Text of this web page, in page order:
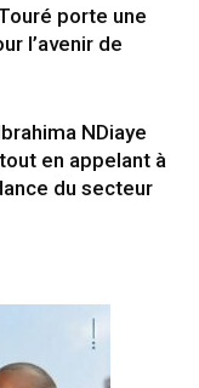
porte une
l’avenir de
NDiaye
en appelant à
du secteur